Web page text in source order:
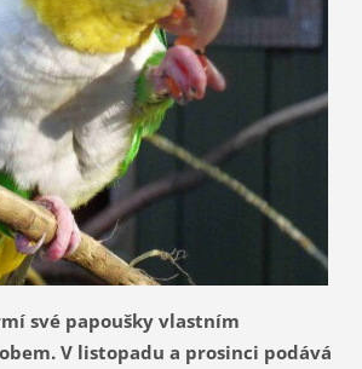
své papoušky vlastním
V listopadu a prosinci podává